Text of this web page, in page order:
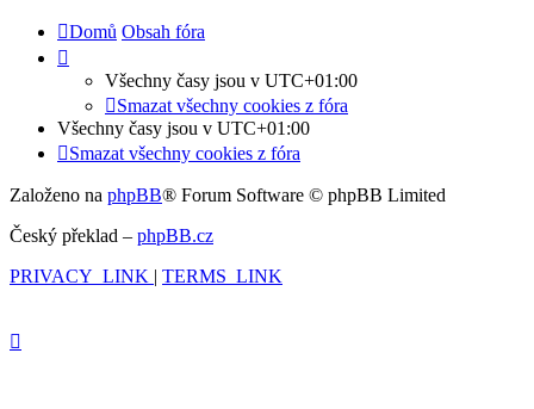
Domů Obsah fóra
Všechny časy jsou v UTC+01:00
Smazat všechny cookies z fóra
Všechny časy jsou v UTC+01:00
Smazat všechny cookies z fóra
Založeno na phpBB® Forum Software © phpBB Limited
Český překlad – phpBB.cz
PRIVACY_LINK | TERMS_LINK